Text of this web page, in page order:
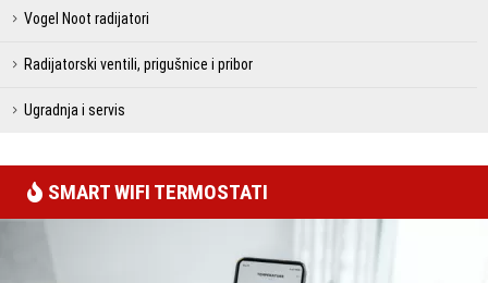
Vogel Noot radijatori
Radijatorski ventili, prigušnice i pribor
Ugradnja i servis
SMART WIFI TERMOSTATI